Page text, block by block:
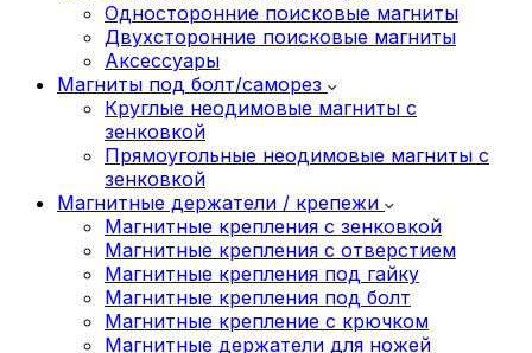
Односторонние поисковые магниты
Двухсторонние поисковые магниты
Аксессуары
Магниты под болт/саморез
Круглые неодимовые магниты с
зенковкой
Прямоугольные неодимовые магниты с
зенковкой
Магнитные держатели / крепежи
Магнитные крепления с зенковкой
Магнитные крепления с отверстием
Магнитные крепления под гайку
Магнитные крепления под болт
Магнитные крепление с крючком
Магнитные держатели для ножей